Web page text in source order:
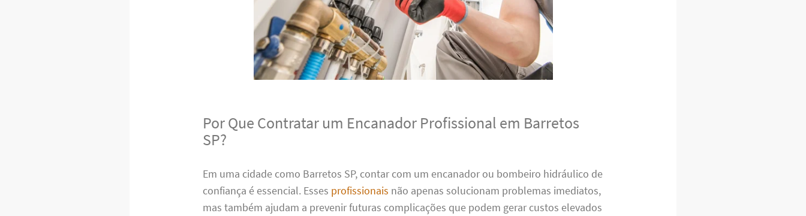
Por Que Contratar um Encanador Profissional em Barretos
SP?
Em uma cidade como Barretos SP, contar com um encanador ou bombeiro hidráulico de
confiança é essencial. Esses profissionais não apenas solucionam problemas imediatos,
mas também ajudam a prevenir futuras complicações que podem gerar custos elevados